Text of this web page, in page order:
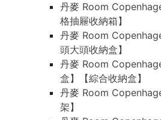
丹麥 Room
格抽屜收納箱】
丹麥 Room
頭大頭收納盒】
丹麥 Room
盒】【綜合收納盒】
丹麥 Room
架】